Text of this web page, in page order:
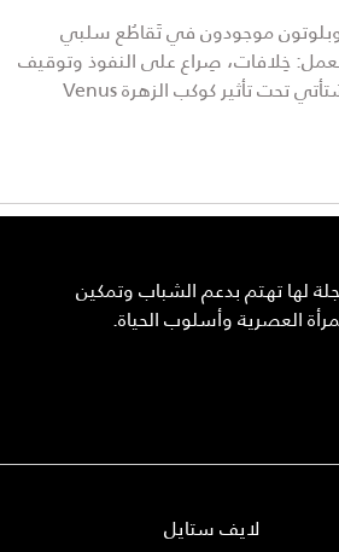
موجودون في تَقاطُع سلبي
خِلافات، صِراع على النفوذ وتوقيف
عُقود ماليّة. عودة الهدوء سَتأتي تحت تأثير كوكب الزهرة Venus
لها تهتم بدعم الشباب وتمكين
العصرية وأسلوب الحياة.
لايف ستايل